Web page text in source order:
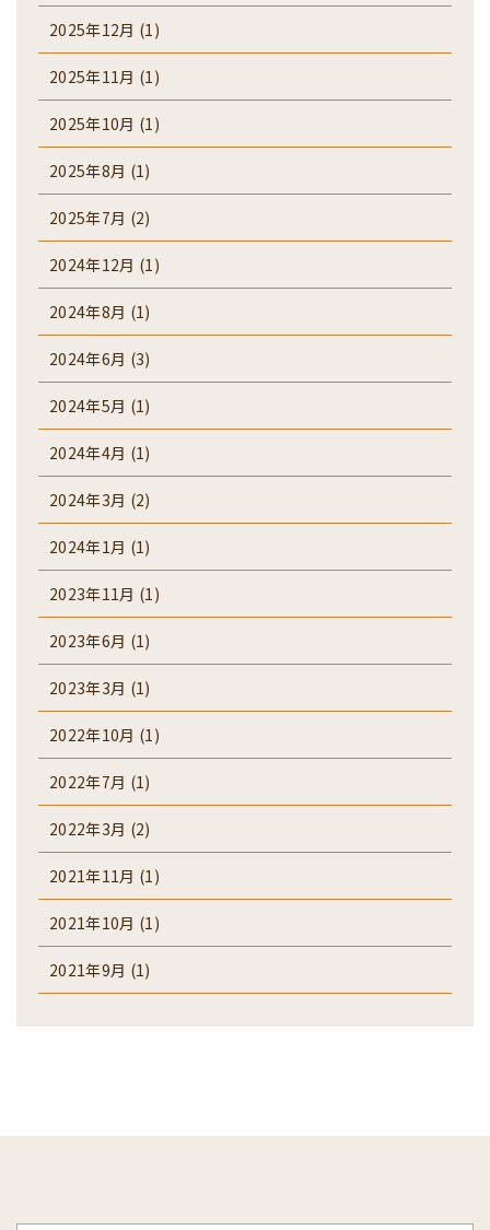
2025年12月 (1)
2025年11月 (1)
2025年10月 (1)
2025年8月 (1)
2025年7月 (2)
2024年12月 (1)
2024年8月 (1)
2024年6月 (3)
2024年5月 (1)
2024年4月 (1)
2024年3月 (2)
2024年1月 (1)
2023年11月 (1)
2023年6月 (1)
2023年3月 (1)
2022年10月 (1)
2022年7月 (1)
2022年3月 (2)
2021年11月 (1)
2021年10月 (1)
2021年9月 (1)